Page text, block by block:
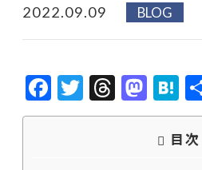
2022.09.09 BLOG
F
ac
T
w
T
hr
M
as
to
H
at
e
目次